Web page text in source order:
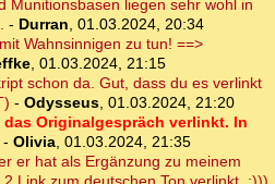
Munitionsbasen liegen sehr wohl in
- Durran, 01.03.2024, 20:34
Wahnsinnigen zu tun! ==>
, 01.03.2024, 21:15
schon da. Gut, dass du es verlinkt
- Odysseus, 01.03.2024, 21:20
das Originalgespräch verlinkt. In
- Olivia, 01.03.2024, 21:35
er hat als Ergänzung zu meinem